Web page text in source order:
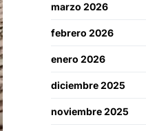
marzo 2026
febrero 2026
enero 2026
diciembre 2025
noviembre 2025